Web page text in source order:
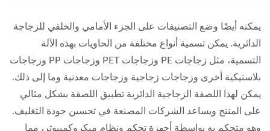
يمكنه أيضًا وضع التصنيفات على الجزء الأمامي والخلفي للزجاجة
الدائرية. يمكن تسمية أنواع مختلفة من الحاويات بهذه الآلة
التسمية، مثل زجاجات PE وزجاجات PET وزجاجات PP وزجاجات
بلاستيكية أخرى وزجاجات زجاجية وزجاجات معدنية وما إلى ذلك.
يمكن لهذا اللصقة الزجاجية الدائرية تطبيق اللصقة بشكل مثالي
على المنتج ويساعد الشركات المصنعة في تحسين جودة التغليف.
وهو متحكم به بواسطة أجهزة تحكم ونظام ميكروكمبيوتر، مما